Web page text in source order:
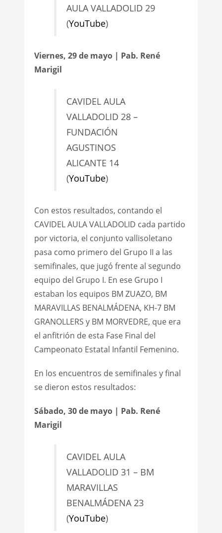
AULA VALLADOLID 29
(YouTube)
Viernes, 29 de mayo | Pab. René
Marigil
CAVIDEL AULA
VALLADOLID 28 –
FUNDACIÓN
AGUSTINOS
ALICANTE 14
(YouTube)
Con estos resultados, contando el
CAVIDEL AULA VALLADOLID cada partido
por victoria, el conjunto vallisoletano
pasa como primero del Grupo II a las
semifinales, que jugó frente al segundo
equipo del Grupo I. En ese Grupo I
estaban los equipos BM ZUAZO, BM
MARAVILLAS BENALMÁDENA, KH-7 BM
GRANOLLERS y BM MORVEDRE, que era
el anfitrión de esta Fase Final del
Campeonato Estatal Infantil Femenino.
En los encuentros de semifinales y final
se dieron estos resultados:
Sábado, 30 de mayo | Pab. René
Marigil
CAVIDEL AULA
VALLADOLID 31 – BM
MARAVILLAS
BENALMÁDENA 23
(YouTube)